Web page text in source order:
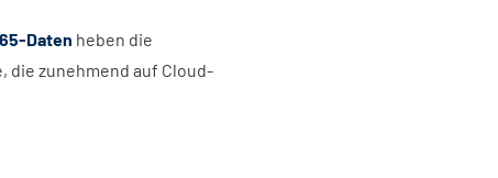
Daten heben die
zunehmend auf Cloud-